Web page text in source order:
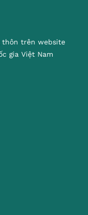
thôn trên website
gia Việt Nam